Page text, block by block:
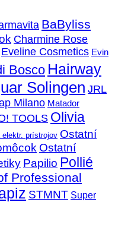
BaByliss
Charmine Rose
Eveline Cosmetics Evin
Bosco Hairway
Solingen JRL
Milano Matador
TOOLS Olivia
prístrojov Ostatní
Ostatní
Papilio Pollié
Professional
STMNT Super